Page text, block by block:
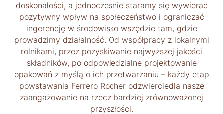
doskonałości, a jednocześnie staramy się wywierać
pozytywny wpływ na społeczeństwo i ograniczać
ingerencję w środowisko wszędzie tam, gdzie
prowadzimy działalność. Od współpracy z lokalnymi
rolnikami, przez pozyskiwanie najwyższej jakości
składników, po odpowiedzialne projektowanie
opakowań z myślą o ich przetwarzaniu – każdy etap
powstawania Ferrero Rocher odzwierciedla nasze
zaangażowanie na rzecz bardziej zrównoważonej
przyszłości.